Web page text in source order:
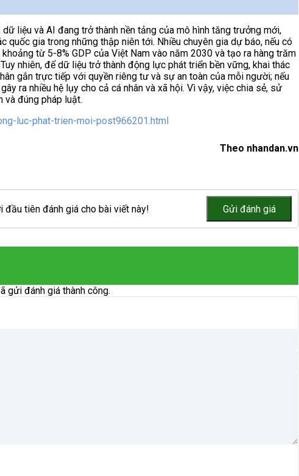
liệu và AI đang trở thành nền tảng của mô hình tăng trưởng mới,
quốc gia trong những thập niên tới. Nhiều chuyên gia dự báo, nếu có
từ 5-8% GDP của Việt Nam vào năm 2030 và tạo ra hàng trăm
nhiên, để dữ liệu trở thành động lực phát triển bền vững, khai thác
gắn trực tiếp với quyền riêng tư và sự an toàn của mỗi người; nếu
ra nhiều hệ lụy cho cả cá nhân và xã hội. Vì vậy, việc chia sẻ, sử
và đúng pháp luật.
luc-phat-trien-moi-post966201.html
Theo nhandan.vn
đầu tiên đánh giá cho bài viết này!
gửi đánh giá thành công.